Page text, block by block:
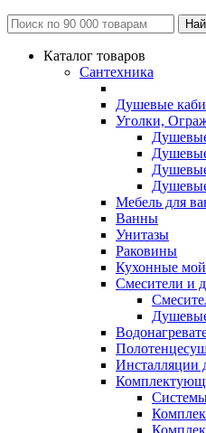
Каталог товаров
Сантехника
Душевые
Уголки,
Мебель для
Ванны
Унитазы
Раковины
Кухонные
Смесители и
Инсталляции